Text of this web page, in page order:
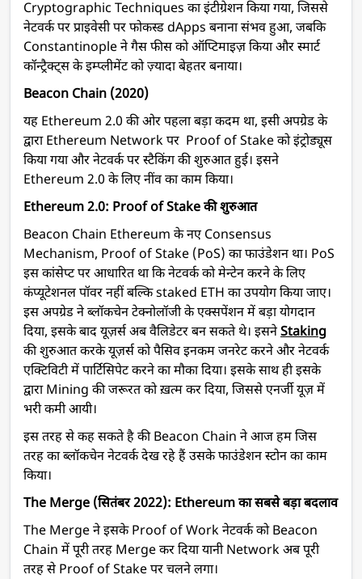
Cryptographic Techniques का इंटीग्रेशन किया गया, जिससे
नेटवर्क पर प्राइवेसी पर फोकस्ड dApps बनाना संभव हुआ, जबकि
Constantinople ने गैस फीस को ऑप्टिमाइज़ किया और स्मार्ट
कॉन्ट्रैक्ट्स के इम्प्लीमेंट को ज़्यादा बेहतर बनाया।
Beacon Chain (2020)
यह Ethereum 2.0 की ओर पहला बड़ा कदम था, इसी अपग्रेड के
द्वारा Ethereum Network पर Proof of Stake को इंट्रोड्यूस
किया गया और नेटवर्क पर स्टैकिंग की शुरुआत हुई। इसने
Ethereum 2.0 के लिए नींव का काम किया।
Ethereum 2.0: Proof of Stake की शुरुआत
Beacon Chain Ethereum के नए Consensus
Mechanism, Proof of Stake (PoS) का फाउंडेशन था। PoS
इस कांसेप्ट पर आधारित था कि नेटवर्क को मेन्टेन करने के लिए
कंप्यूटेशनल पॉवर नहीं बल्कि staked ETH का उपयोग किया जाए।
इस अपग्रेड ने ब्लॉकचेन टेक्नोलॉजी के एक्सपेंशन में बड़ा योगदान
दिया, इसके बाद यूज़र्स अब वैलिडेटर बन सकते थे। इसनेStaking
की शुरुआत करके यूज़र्स को पैसिव इनकम जनरेट करने और नेटवर्क
एक्टिविटी में पार्टिसिपेट करने का मौका दिया। इसके साथ ही इसके
द्वारा Mining की जरूरत को ख़त्म कर दिया, जिससे एनर्जी यूज़ में
भरी कमी आयी।
इस तरह से कह सकते है की Beacon Chain ने आज हम जिस
तरह का ब्लॉकचेन नेटवर्क देख रहे हैं उसके फाउंडेशन स्टोन का काम
किया।
The Merge (सितंबर 2022): Ethereum का सबसे बड़ा बदलाव
The Merge ने इसके Proof of Work नेटवर्क को Beacon
Chain में पूरी तरह Merge कर दिया यानी Network अब पूरी
तरह से Proof of Stake पर चलने लगा।